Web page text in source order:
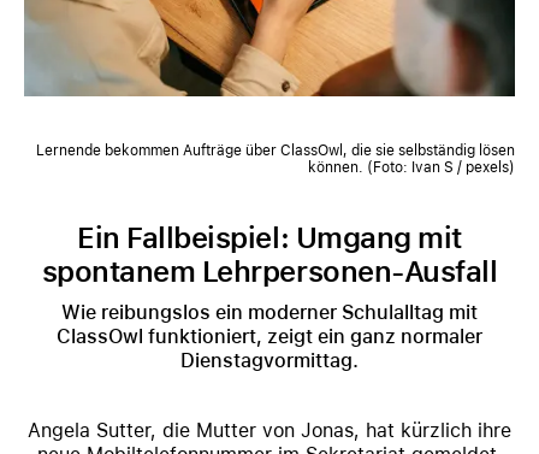
Lernende bekommen Aufträge über ClassOwl, die sie selbständig lösen
können. (Foto: Ivan S / pexels)
Ein Fallbeispiel: Umgang mit
spontanem Lehrpersonen-Ausfall
Wie reibungslos ein moderner Schulalltag mit
ClassOwl funktioniert, zeigt ein ganz normaler
Dienstagvormittag.
Angela Sutter, die Mutter von Jonas, hat kürzlich ihre